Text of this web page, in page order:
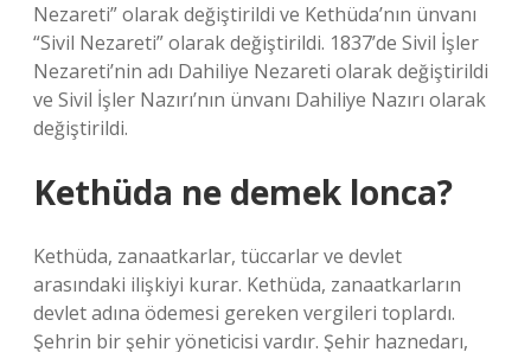
Nezareti” olarak değiştirildi ve Kethüda’nın ünvanı
“Sivil Nezareti” olarak değiştirildi. 1837’de Sivil İşler
Nezareti’nin adı Dahiliye Nezareti olarak değiştirildi
ve Sivil İşler Nazırı’nın ünvanı Dahiliye Nazırı olarak
değiştirildi.
Kethüda ne demek lonca?
Kethüda, zanaatkarlar, tüccarlar ve devlet
arasındaki ilişkiyi kurar. Kethüda, zanaatkarların
devlet adına ödemesi gereken vergileri toplardı.
Şehrin bir şehir yöneticisi vardır. Şehir haznedarı,